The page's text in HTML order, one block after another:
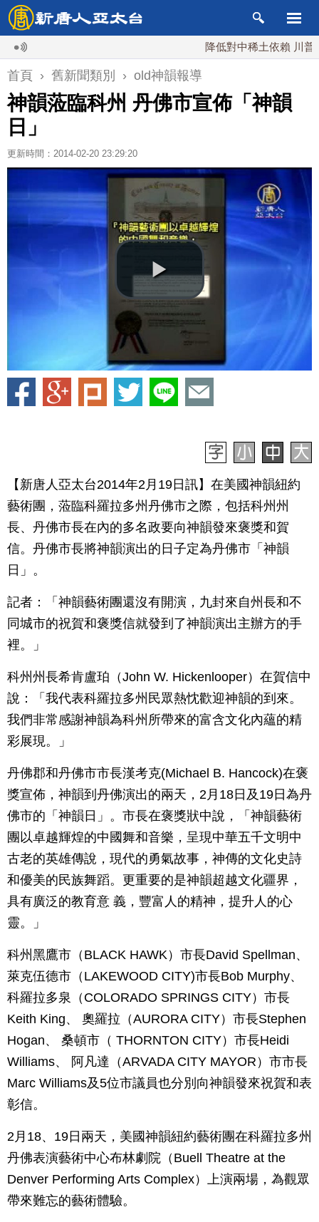
降低對中稀土依賴 川普宣
首頁 › 舊新聞類別 › old神韻報導
神韻蒞臨科州 丹佛市宣佈「神韻
日」
更新時間：2014-02-20 23:29:20
【新唐人亞太台2014年2月19日訊】在美國神韻紐約
藝術團，蒞臨科羅拉多州丹佛市之際，包括科州州
長、丹佛市長在內的多名政要向神韻發來褒獎和賀
信。丹佛市長將神韻演出的日子定為丹佛市「神韻
日」。
記者：「神韻藝術團還沒有開演，九封來自州長和不
同城市的祝賀和褒獎信就發到了神韻演出主辦方的手
裡。」
科州州長希肯盧珀（John W. Hickenlooper）在賀信中
說：「我代表科羅拉多州民眾熱忱歡迎神韻的到來。
我們非常感謝神韻為科州所帶來的富含文化內蘊的精
彩展現。」
丹佛郡和丹佛市市長漢考克(Michael B. Hancock)在褒
獎宣佈，神韻到丹佛演出的兩天，2月18日及19日為丹
佛市的「神韻日」。市長在褒獎狀中說，「神韻藝術
團以卓越輝煌的中國舞和音樂，呈現中華五千文明中
古老的英雄傳說，現代的勇氣故事，神傳的文化史詩
和優美的民族舞蹈。更重要的是神韻超越文化疆界，
具有廣泛的教育意 義，豐富人的精神，提升人的心
靈。」
科州黑鷹市（BLACK HAWK）市長David Spellman、
萊克伍德市（LAKEWOOD CITY)市長Bob Murphy、
科羅拉多泉（COLORADO SPRINGS CITY）市長
Keith King、 奧羅拉（AURORA CITY）市長Stephen
Hogan、 桑頓市（ THORNTON CITY）市長Heidi
Williams、 阿凡達（ARVADA CITY MAYOR）市市長
Marc Williams及5位市議員也分別向神韻發來祝賀和表
彰信。
2月18、19日兩天，美國神韻紐約藝術團在科羅拉多州
丹佛表演藝術中心布林劇院（Buell Theatre at the
Denver Performing Arts Complex）上演兩場，為觀眾
帶來難忘的藝術體驗。